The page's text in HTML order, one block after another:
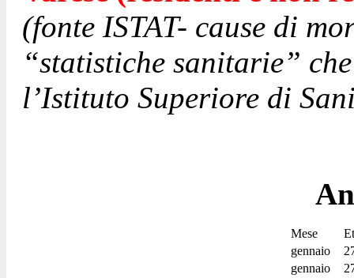
(fonte ISTAT- cause di
“statistiche sanitarie”
l’Istituto Superiore di
Mese
gennaio
gennaio